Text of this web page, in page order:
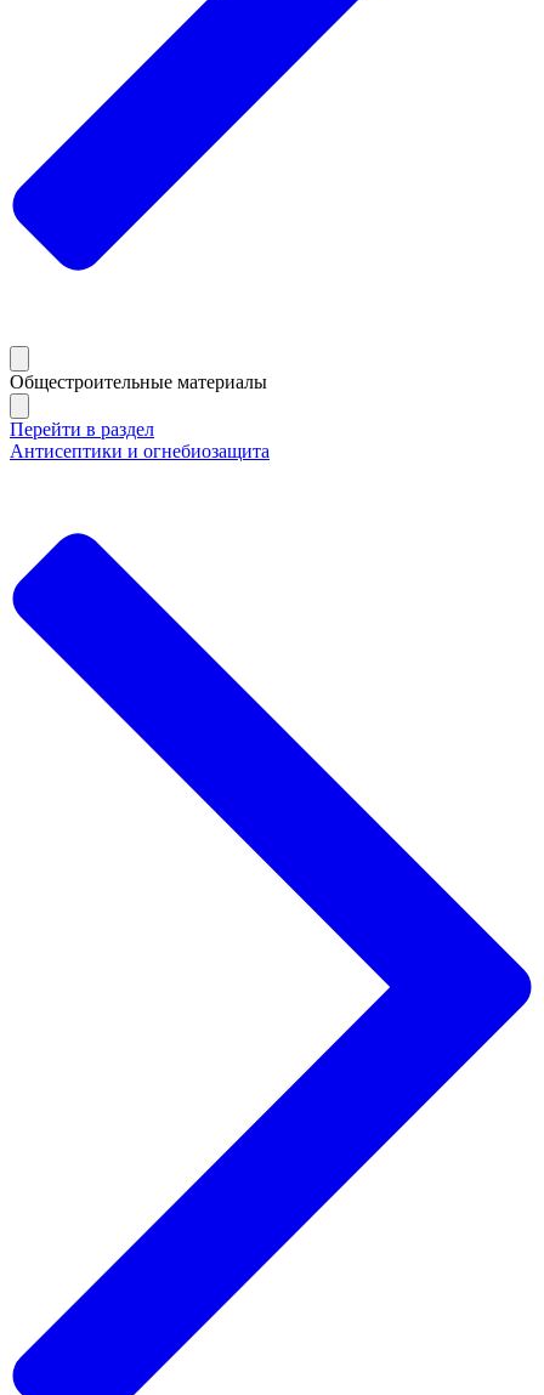
Общестроительные материалы
Перейти в раздел
Антисептики и огнебиозащита